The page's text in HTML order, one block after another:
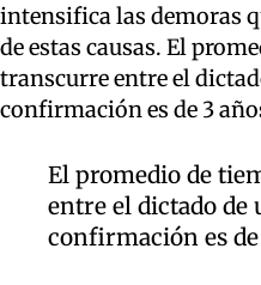
intensifica las demoras
de estas causas. El
transcurre entre el
confirmación es de 3
El promedio de
entre el dictado de
confirmación es de